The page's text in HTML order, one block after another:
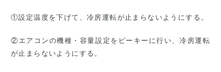
①設定温度を下げて、冷房運転が止まらないようにする。
②エアコンの機種・容量設定をピーキーに行い、冷房運転
が止まらないようにする。